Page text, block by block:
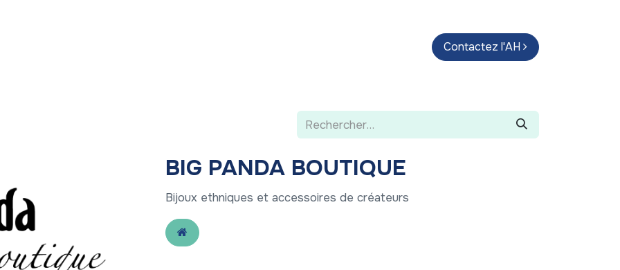
Parcours d'artistes Guide
Contactez l'AH
BIG PANDA BOUTIQUE
Bijoux ethniques et accessoires de créateurs